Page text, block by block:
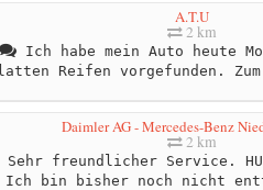
A.T.U
2 km
Ich habe mein Auto heute
Reifen vorgefunden.
Daimler AG - Mercedes-Benz
2 km
Sehr freundlicher Service.
Ich bin bisher noch nicht